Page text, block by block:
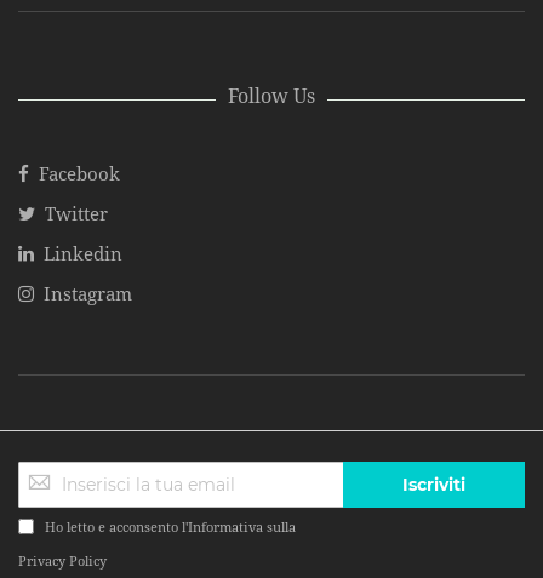
Follow Us
Facebook
Twitter
Linkedin
Instagram
Ho letto e acconsento l'Informativa sulla
Privacy Policy
Iscriviti